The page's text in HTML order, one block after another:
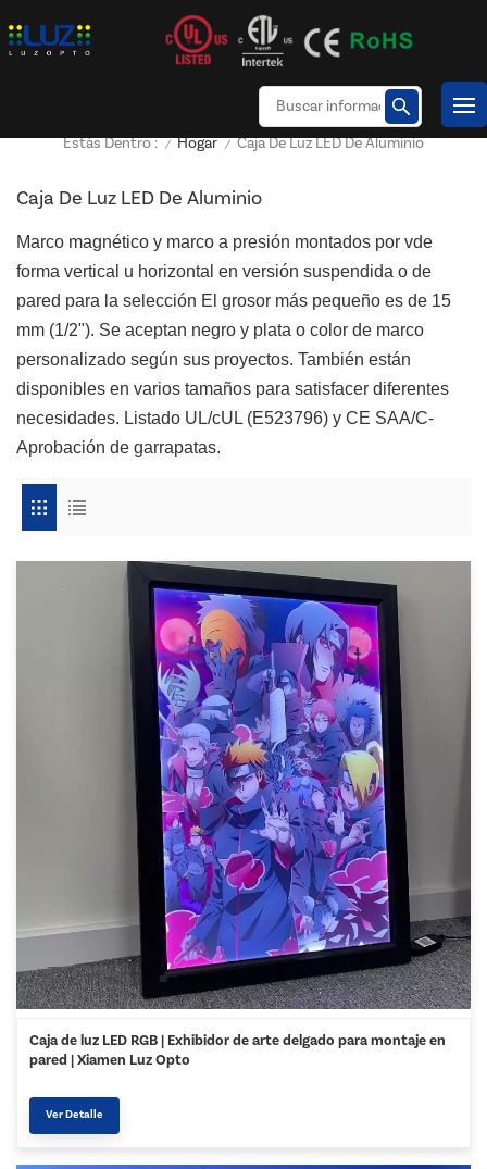
Estás Dentro : / Hogar / Caja De Luz LED De Aluminio
Caja De Luz LED De Aluminio
Marco magnético y marco a presión montados por vde
forma vertical u horizontal en versión suspendida o de
pared para la selección El grosor más pequeño es de 15
mm (1/2"). Se aceptan negro y plata o color de marco
personalizado según sus proyectos. También están
disponibles en varios tamaños para satisfacer diferentes
necesidades. Listado UL/cUL (E523796) y CE SAA/C-
Aprobación de garrapatas.
Caja de luz LED RGB | Exhibidor de arte delgado para montaje en
pared | Xiamen Luz Opto
Ver Detalle